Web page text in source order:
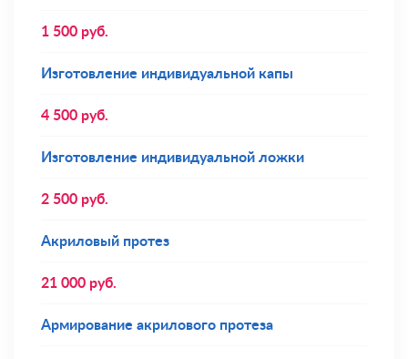
1 500 руб.
Изготовление индивидуальной капы
4 500 руб.
Изготовление индивидуальной ложки
2 500 руб.
Акриловый протез
21 000 руб.
Армирование акрилового протеза